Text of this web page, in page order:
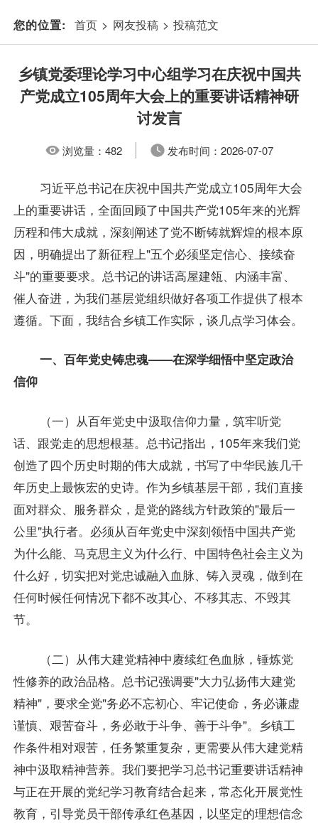
您的位置: 首页 > 网友投稿 > 投稿范文
乡镇党委理论学习中心组学习在庆祝中国共
产党成立105周年大会上的重要讲话精神研
讨发言
浏览量：482 发布时间： 2026-07-07
习近平总书记在庆祝中国共产党成立105周年大会
上的重要讲话，全面回顾了中国共产党105年来的光辉
历程和伟大成就，深刻阐述了党不断铸就辉煌的根本原
因，明确提出了新征程上"五个必须坚定信心、接续奋
斗"的重要要求。总书记的讲话高屋建瓴、内涵丰富、
催人奋进，为我们基层党组织做好各项工作提供了根本
遵循。下面，我结合乡镇工作实际，谈几点学习体会。
一、百年党史铸忠魂——在深学细悟中坚定政治
信仰
（一）从百年党史中汲取信仰力量，筑牢听党
话、跟党走的思想根基。总书记指出，105年来我们党
创造了四个历史时期的伟大成就，书写了中华民族几千
年历史上最恢宏的史诗。作为乡镇基层干部，我们直接
面对群众、服务群众，是党的路线方针政策的"最后一
公里"执行者。必须从百年党史中深刻领悟中国共产党
为什么能、马克思主义为什么行、中国特色社会主义为
什么好，切实把对党忠诚融入血脉、铸入灵魂，做到在
任何时候任何情况下都不改其心、不移其志、不毁其
节。
（二）从伟大建党精神中赓续红色血脉，锤炼党
性修养的政治品格。总书记强调要"大力弘扬伟大建党
精神"，要求全党"务必不忘初心、牢记使命，务必谦虚
谨慎、艰苦奋斗，务必敢于斗争、善于斗争"。乡镇工
作条件相对艰苦，任务繁重复杂，更需要从伟大建党精
神中汲取精神营养。我们要把学习总书记重要讲话精神
与正在开展的党纪学习教育结合起来，常态化开展党性
教育，引导党员干部传承红色基因，以坚定的理想信念